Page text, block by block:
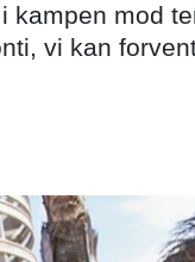
kampen mod
vi kan